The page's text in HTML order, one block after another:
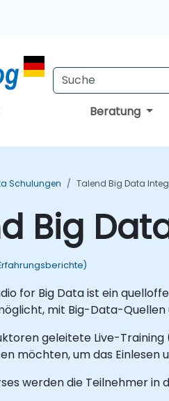
Beratung
Schulungen Talend Big Data
Big
for Big Data ist ein
mit Big-Data-Quellen
geleitete Live-
möchten, um das
werden die Teilnehmer in